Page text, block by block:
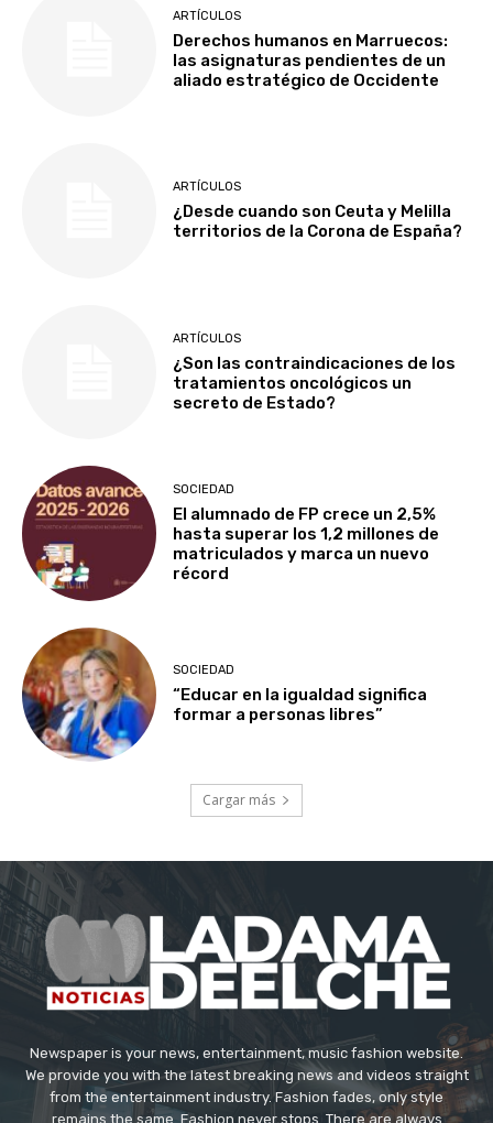
ARTÍCULOS
Derechos humanos en Marruecos:
las asignaturas pendientes de un
aliado estratégico de Occidente
ARTÍCULOS
¿Desde cuando son Ceuta y Melilla
territorios de la Corona de España?
ARTÍCULOS
¿Son las contraindicaciones de los
tratamientos oncológicos un
secreto de Estado?
SOCIEDAD
El alumnado de FP crece un 2,5%
hasta superar los 1,2 millones de
matriculados y marca un nuevo
récord
SOCIEDAD
“Educar en la igualdad significa
formar a personas libres”
Cargar más
Newspaper is your news, entertainment, music fashion website.
We provide you with the latest breaking news and videos straight
from the entertainment industry. Fashion fades, only style
remains the same. Fashion never stops. There are always